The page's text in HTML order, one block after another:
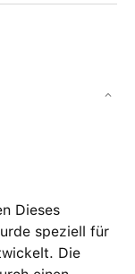
Dieses
speziell für
Die